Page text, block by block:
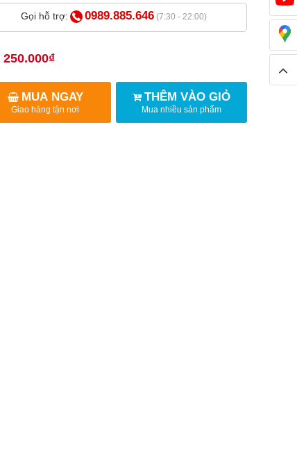
Gọi hỗ trợ: 0989.885.646 (7:30 - 22:00)
250.000₫
MUA NGAY
Giao hàng tận nơi
THÊM VÀO GIỎ
Mua nhiều sản phẩm